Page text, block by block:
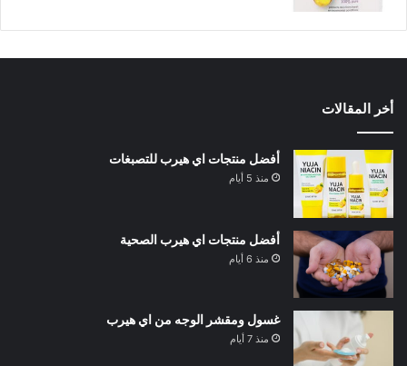
أخر المقالات
أفضل منتجات اي هيرب للتصبغات
منذ 5 أيام
أفضل منتجات اي هيرب الصحية
منذ 6 أيام
غسول ومقشر الوجه من اي هيرب
منذ 7 أيام